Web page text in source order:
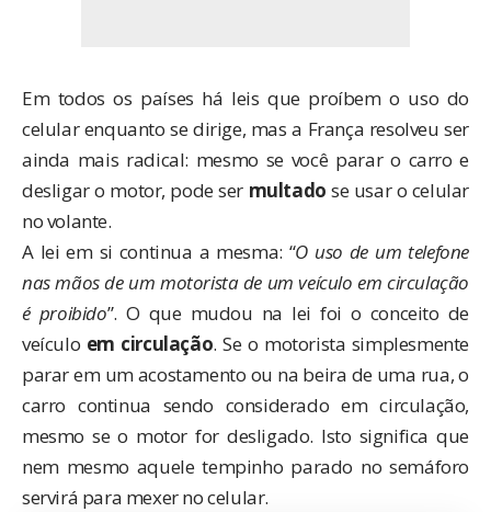
Em todos os países há leis que proíbem o uso do
celular enquanto se dirige, mas a França resolveu ser
ainda mais radical: mesmo se você parar o carro e
desligar o motor, pode ser multado se usar o celular
no volante.
A lei em si continua a mesma: “O uso de um telefone
nas mãos de um motorista de um veículo em circulação
é proibido”. O que mudou na lei foi o conceito de
veículo em circulação. Se o motorista simplesmente
parar em um acostamento ou na beira de uma rua, o
carro continua sendo considerado em circulação,
mesmo se o motor for desligado. Isto significa que
nem mesmo aquele tempinho parado no semáforo
servirá para mexer no celular.